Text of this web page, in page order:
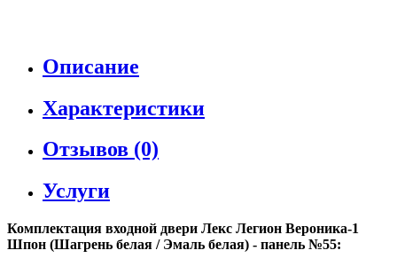
Описание
Характеристики
Отзывов (0)
Услуги
Комплектация входной двери Лекс Легион Вероника-1
Шпон (Шагрень белая / Эмаль белая) - панель №55: